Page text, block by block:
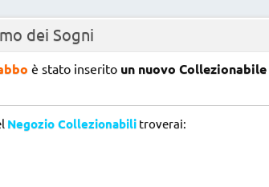
dei Sogni
è stato inserito un nuovo Collezionabile
Negozio Collezionabilitroverai: